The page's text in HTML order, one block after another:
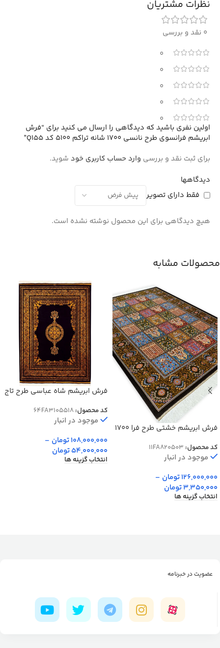
نظرات مشتریان
0 نقد و بررسی
0
0
0
0
0
دیدگاهها
فقط دارای تصویر
هیچ دیدگاهی برای این محصول نوشته نشده است.
اولین نفری باشید که دیدگاهی را ارسال می کنید برای “فرش
ابریشم فرانسوی طرح نانسی 1700 شانه تراکم 5100 کد Q155”
برای ثبت نقد و بررسی وارد حساب کاربری خود شوید.
محصولات مشابه
فرش ابریشم خشتی طرح فرا 1700
کد محصول: 11FA820503
موجود در انبار
126,000,000تومان –
3,350,000تومان
انتخاب گزینه ها
فرش ابریشم شاه عباسی طرح تاج
64FA3105518
کد محصول:64FA3105518
موجود در انبار
108,000,000تومان –
54,000,000تومان
انتخاب گزینه ها
عضویت در خبرنامه